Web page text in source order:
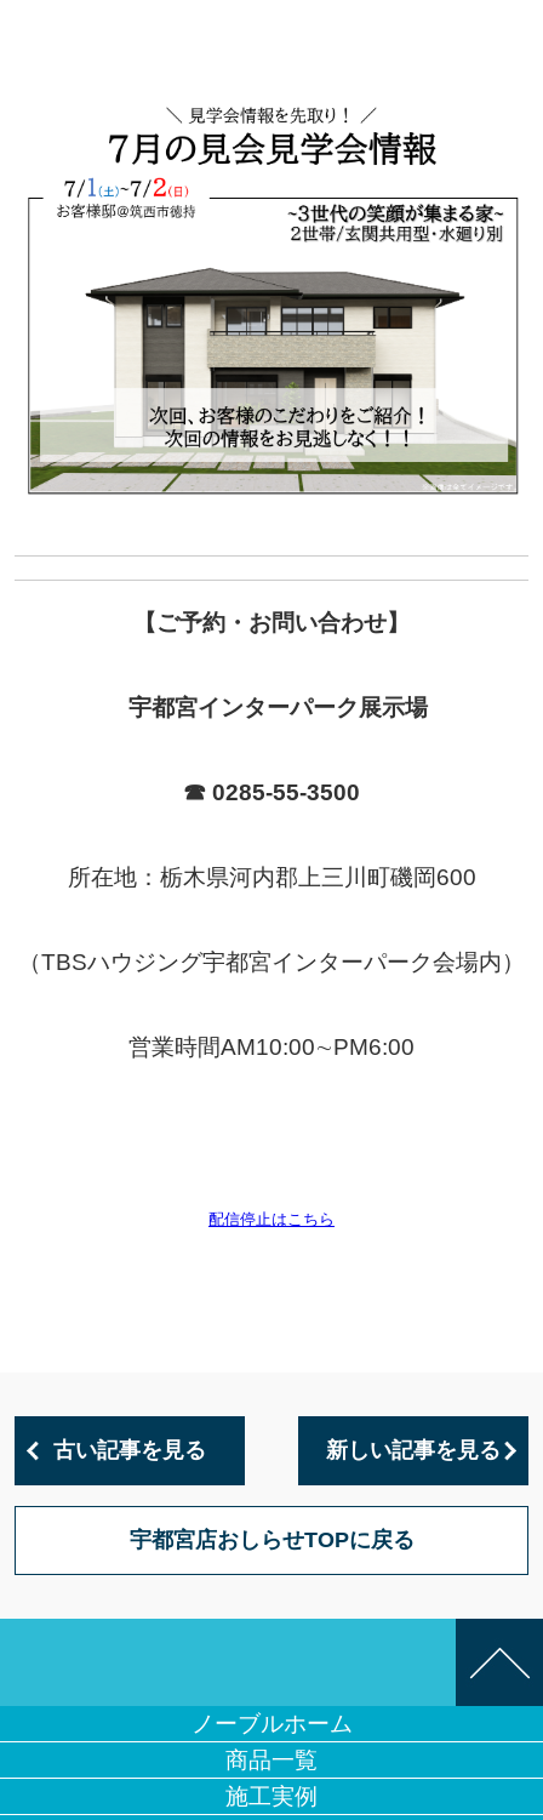
【ご予約・お問い合わせ】
宇都宮インターパーク展示場
☎ 0285-55-3500
所在地：栃木県河内郡上三川町磯岡600
（TBSハウジング宇都宮インターパーク会場内）
営業時間AM10:00∼PM6:00
配信停止はこちら
古い記事を見る 新しい記事を見る
宇都宮店おしらせTOPに戻る
ノーブルホーム
商品一覧
施工実例